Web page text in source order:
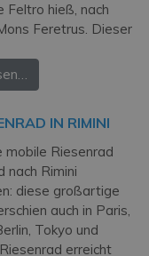
Feltro hieß, nach
Feretrus. Dieser
IN RIMINI
mobile Riesenrad
nach Rimini
diese großartige
auch in Paris,
Tokyo und
erreicht